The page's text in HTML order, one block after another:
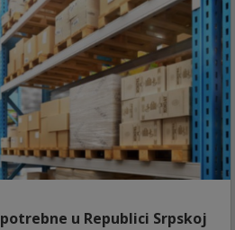
u Republici Srpskoj